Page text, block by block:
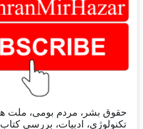
حقوق بشر، مردم بومی، ملت
تکنولوژی، ادبیات، بررسی